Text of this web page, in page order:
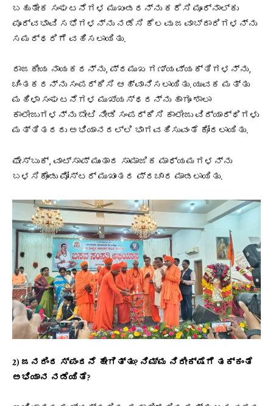
ಬಹುತೇಕ ಸಂಘಟನೆಗಳ ಮುಖಂಡರನ್ನು ಕರೆಸಿ ಮೂರ್ನಾಲ್ಕು
ಪೂರ್ವಭಾವಿ ಸಭೆಗಳನ್ನು ನಡೆಸಿ ಕೆಲವು ಜವಾಬ್ದಾರಿಗಳನ್ನು
ಸಮರ್ಥರಿಗೆ ವಹಿಸಲಾಯಿತು.
ರಾಜಕೀಯ ನಾಯಕರನ್ನು, ಪ್ರಮುಖ ಗಣ್ಯವ್ಯಕ್ತಿಗಳನ್ನು,
ಚಿಂತಕರನ್ನು ಸಂಪರ್ಕಿಸಿ ಆಹ್ವಾನಿಸಲಾಯಿತು. ಯುವಕ ಮತ್ತು
ಮಹಿಳಾ ಸಂಘಟನೆಗಳ ಮುಖ್ಯಸ್ಥರನ್ನು ಹಾಗೂ ಶಾಲಾ
ಕಾಲೇಜುಗಳನ್ನು ಬೇಟಿ ನೀಡಿ ಸಂಪರ್ಕಿಸಿ ಕಾಲೇಜು ವಿದ್ಯಾರ್ಥಿಗಳು
ಮತ್ತಿತರರು ಅಭಿಯಾನದಲ್ಲಿ ಭಾಗವಹಿಸುವಂತೆ ಕೋರಲಾಯಿತು.
ಫೇಸ್ಬುಕ್, ವಾಟ್ಸಾಪ್ ಮುಂತಾದ ಸಾಮಾಜಿಕ ಮಾಧ್ಯಮಗಳನ್ನು
ಬಳಸಿಕೊಂಡು ಪೋಸ್ಟರ್ ಮುಖಾಂತರ ಪ್ರಚಾರ ಮಾಡಲಾಯಿತು.
2) ಜನರಿಂದ ಸ್ಪಂದನೆ ಹೇಗಿತ್ತು? ನಿಮ್ಮ ನಿರೀಕ್ಷೆಗೆ ತಕ್ಕಂತೆ
ಅಭಿಯಾನ ನಡೆಯಿತೆ?